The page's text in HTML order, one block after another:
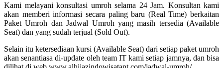
Kami melayani konsultasi umroh selama 24 Jam. Konsultan kami
akan memberi informasi secara paling baru (Real Time) berkaitan
Paket Umroh dan Jadwal Umroh yang masih tersedia (Available
Seat) dan yang sudah terjual (Sold Out).
Selain itu ketersediaan kursi (Available Seat) dari setiap paket umroh
akan senantiasa di-update oleh team IT kami setiap jamnya, dan bisa